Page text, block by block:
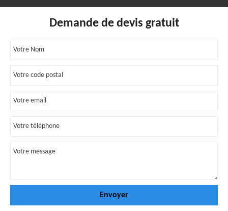
Demande de devis gratuit